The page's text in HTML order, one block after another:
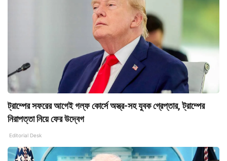
ট্রাম্পের সফরের আগেই গল্‌ফ কোর্সে অস্ত্র-সহ যুবক গ্রেপ্তার, ট্রাম্পের
নিরাপত্তা নিয়ে ফের উদ্বেগ
Editorial Desk